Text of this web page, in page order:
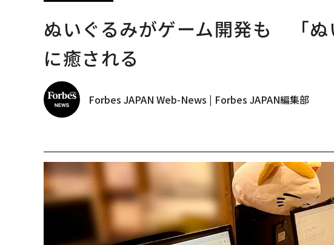
ぬいぐるみがゲーム開発も 「ぬ
に癒される
Forbes JAPAN Web-News | Forbes JAPAN編集部